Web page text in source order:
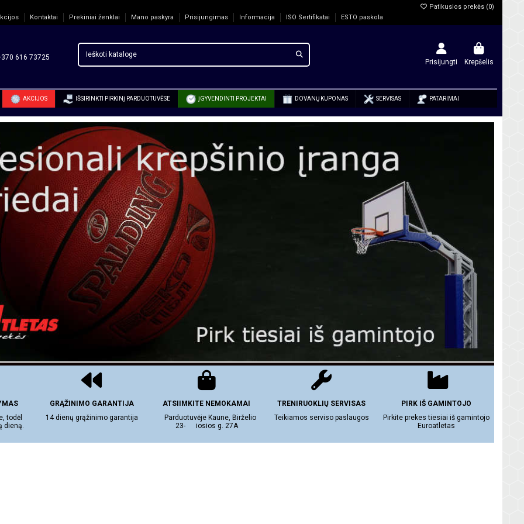
Kontaktai Prekiniai ženklai Mano paskyra Prisijungimas Informacija ISO Sertifikatai ESTO paskola
Patikusios prekės (0)
616 73725
Prisijungti Krepšelis
AKCIJOS IŠSIRINKTI PIRKINĮ PARDUOTUVĖSE ĮGYVENDINTI PROJEKTAI DOVANŲ KUPONAS SERVISAS PATARIMAI
todėl
dieną.
GRĄŽINIMO GARANTIJA
14 dienų grąžinimo garantija
ATSIIMKITE NEMOKAMAI
Parduotuvėje Kaune, Birželio
23- iosios g. 27A
TRENIRUOKLIŲ SERVISAS
Teikiamos serviso paslaugos
PIRK IŠ GAMINTOJO
Pirkite prekes tiesiai iš gamintojo
Euroatletas